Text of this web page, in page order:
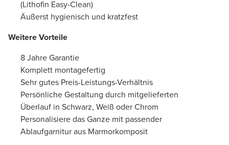
(Lithofin Easy-Clean)
Äußerst hygienisch und kratzfest
Weitere Vorteile
8 Jahre Garantie
Komplett montagefertig
Sehr gutes Preis-Leistungs-Verhältnis
Persönliche Gestaltung durch mitgelieferten
Überlauf in Schwarz, Weiß oder Chrom
Personalisiere das Ganze mit passender
Ablaufgarnitur aus Marmorkomposit